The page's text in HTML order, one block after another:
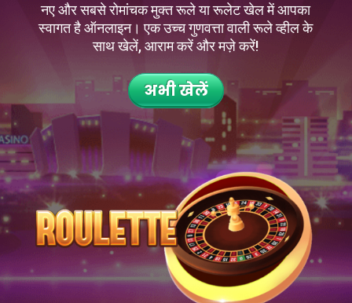
नए और सबसे रोमांचक मुक्त रूले या रूलेट खेल में आपका
स्वागत है ऑनलाइन। एक उच्च गुणवत्ता वाली रूले व्हील के
साथ खेलें, आराम करें और मज़े करें!
अभी खेलें